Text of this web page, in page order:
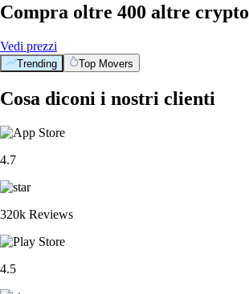
Compra oltre 400 altre crypto
Vedi prezzi
Trending Top Movers
Cosa diconi i nostri clienti
4.7
320k Reviews
4.5